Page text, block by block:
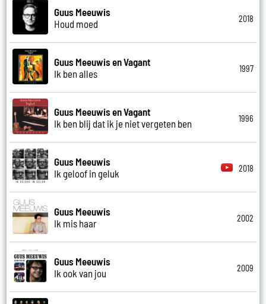
Guus Meeuwis
Houd moed
2018
Guus Meeuwis en Vagant
Ik ben alles
1997
Guus Meeuwis en Vagant
Ik ben blij dat ik je niet vergeten ben
1996
Guus Meeuwis
Ik geloof in geluk
2018
Guus Meeuwis
Ik mis haar
2002
Guus Meeuwis
Ik ook van jou
2009